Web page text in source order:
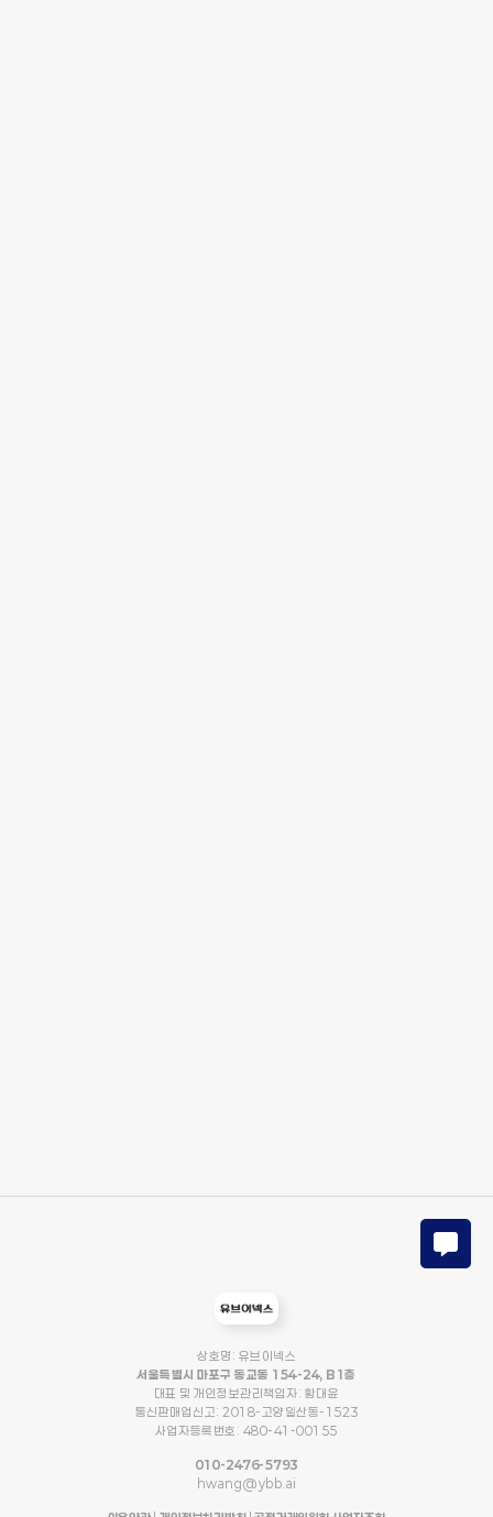
상호명: 유브이넥스
서울특별시 마포구 동교동 154-24, B1층
대표 및 개인정보관리책임자: 황대윤
통신판매업신고: 2018-고양일산동-1523
사업자등록번호: 480-41-00155
010-2476-5793
hwang@ybb.ai